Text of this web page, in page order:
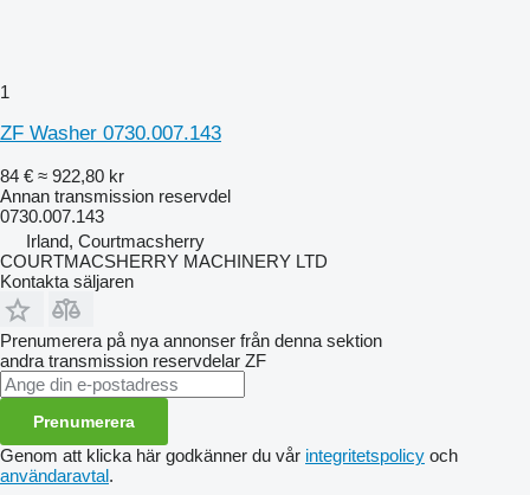
1
ZF Washer 0730.007.143
84 € ≈ 922,80 kr
Annan transmission reservdel
0730.007.143
Irland, Courtmacsherry
COURTMACSHERRY MACHINERY LTD
Kontakta säljaren
Prenumerera på nya annonser från denna sektion
andra transmission reservdelar ZF
Prenumerera
Genom att klicka här godkänner du vår integritetspolicy och
användaravtal.